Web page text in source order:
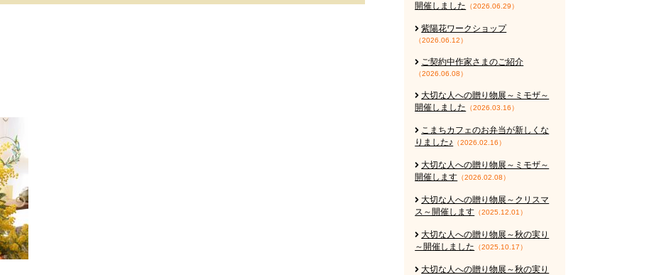
開催しました
（2026.06.29）
紫陽花ワークショップ
（2026.06.12）
ご契約中作家さまのご紹介
（2026.06.08）
大切な人への贈り物展～ミモザ～
開催しました
（2026.03.16）
こまちカフェのお弁当が新しくな
りました♪
（2026.02.16）
大切な人への贈り物展～ミモザ～
開催します （2026.02.08）
大切な人への贈り物展～クリスマ
ス～開催します （2025.12.01）
大切な人への贈り物展～秋の実り
～開催しました
（2025.10.17）
大切な人への贈り物展～秋の実り